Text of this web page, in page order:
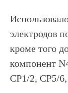
электродов
кроме того
компонент
CP1/2, CP5/